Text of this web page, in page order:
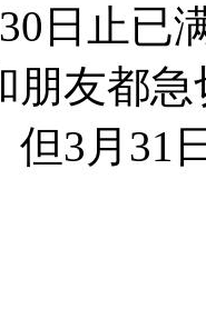
日止已
朋友都
但3月31